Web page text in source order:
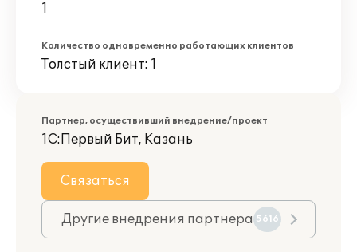
1
Количество одновременно работающих клиентов
Толстый клиент: 1
Партнер, осуществивший внедрение/проект
1С:Первый Бит, Казань
Связаться
Другие внедрения партнера 5616